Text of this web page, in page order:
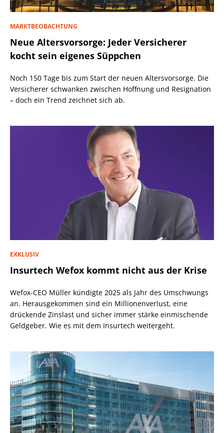
MARKTBEOBACHTUNG
Neue Altersvorsorge: Jeder Versicherer
kocht sein eigenes Süppchen
Noch 150 Tage bis zum Start der neuen Altersvorsorge. Die
Versicherer schwanken zwischen Hoffnung und Resignation
– doch ein Trend zeichnet sich ab.
EXKLUSIV
Insurtech Wefox kommt nicht aus der Krise
Wefox-CEO Müller kündigte 2025 als Jahr des Umschwungs
an. Herausgekommen sind ein Millionenverlust, eine
drückende Zinslast und sicher immer stärke einmischende
Geldgeber. Wie es mit dem Insurtech weitergeht.